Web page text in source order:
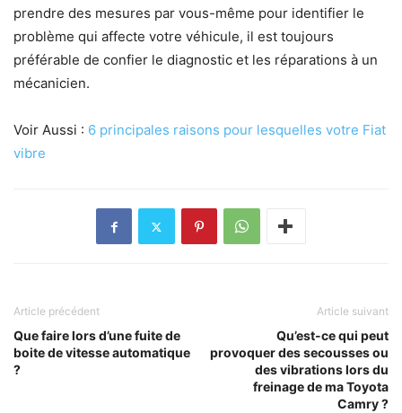
prendre des mesures par vous-même pour identifier le
problème qui affecte votre véhicule, il est toujours
préférable de confier le diagnostic et les réparations à un
mécanicien.
Voir Aussi : 6 principales raisons pour lesquelles votre Fiat
vibre
Article précédent
Que faire lors d’une fuite de
boite de vitesse automatique
?
Article suivant
Qu’est-ce qui peut
provoquer des secousses ou
des vibrations lors du
freinage de ma Toyota
Camry ?